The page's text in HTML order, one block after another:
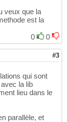
veux que la
est la
0
0
#3
qui sont
la lib
lieu dans le
parallèle, et